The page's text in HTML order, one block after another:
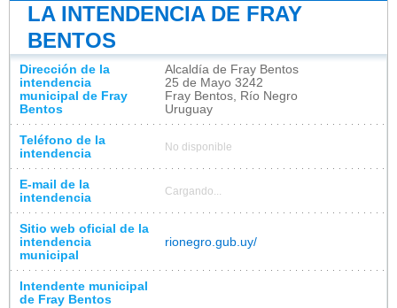
LA INTENDENCIA DE FRAY
BENTOS
Dirección de la
intendencia
municipal de Fray
Bentos
Alcaldía de Fray Bentos
25 de Mayo 3242
Fray Bentos, Río Negro
Uruguay
Teléfono de la
intendencia
No disponible
E-mail de la
intendencia
Cargando...
Sitio web oficial de la
intendencia
municipal
rionegro.gub.uy/
Intendente municipal
de Fray Bentos